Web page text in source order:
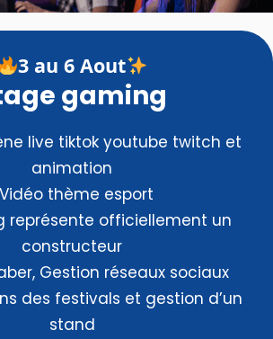
3 au 6 Aout
gaming
live tiktok youtube twitch et
animation
thème esport
représente officiellement un
constructeur
Gestion réseaux sociaux
des festivals et gestion d’un
stand